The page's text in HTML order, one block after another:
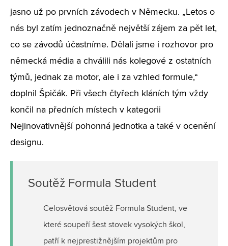
jasno už po prvních závodech v Německu. „Letos o
nás byl zatím jednoznačně největší zájem za pět let,
co se závodů účastníme. Dělali jsme i rozhovor pro
německá média a chválili nás kolegové z ostatních
týmů, jednak za motor, ale i za vzhled formule,“
doplnil Špičák. Při všech čtyřech kláních tým vždy
končil na předních místech v kategorii
Nejinovativnější pohonná jednotka a také v ocenění
designu.
Soutěž Formula Student
Celosvětová soutěž Formula Student, ve
které soupeří šest stovek vysokých škol,
patří k nejprestižnějším projektům pro